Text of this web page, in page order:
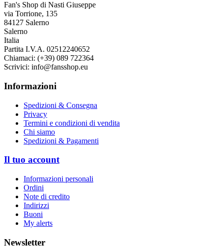
Fan's Shop di Nasti Giuseppe
via Torrione, 135
84127 Salerno
Salerno
Italia
Partita I.V.A. 02512240652
Chiamaci: (+39) 089 722364
Scrivici: info@fansshop.eu
Informazioni
Spedizioni & Consegna
Privacy
Termini e condizioni di vendita
Chi siamo
Spedizioni & Pagamenti
Il tuo account
Informazioni personali
Ordini
Note di credito
Indirizzi
Buoni
My alerts
Newsletter